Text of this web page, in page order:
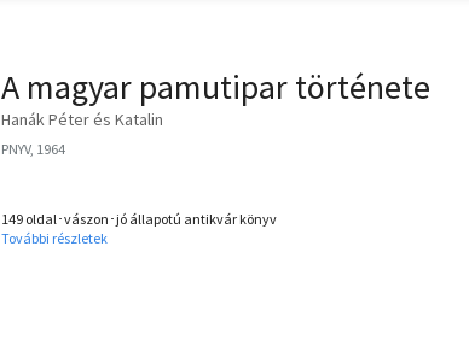
A magyar pamutipar története
Hanák Péter és Katalin
PNYV, 1964
149 oldal･vászon･jó állapotú antikvár könyv
További részletek